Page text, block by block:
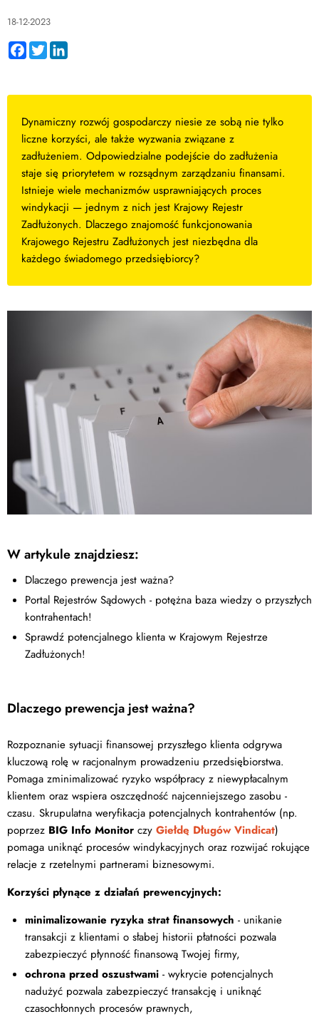
18-12-2023
Facebook
Twitter
Dynamiczny rozwój gospodarczy niesie ze sobą nie tylko
liczne korzyści, ale także wyzwania związane z
zadłużeniem. Odpowiedzialne podejście do zadłużenia
staje się priorytetem w rozsądnym zarządzaniu finansami.
Istnieje wiele mechanizmów usprawniających proces
windykacji — jednym z nich jest Krajowy Rejestr
Zadłużonych. Dlaczego znajomość funkcjonowania
Krajowego Rejestru Zadłużonych jest niezbędna dla
każdego świadomego przedsiębiorcy?
W artykule znajdziesz:
Dlaczego prewencja jest ważna?
Portal Rejestrów Sądowych - potężna baza wiedzy o przyszłych
kontrahentach!
Sprawdź potencjalnego klienta w Krajowym Rejestrze
Zadłużonych!
Dlaczego prewencja jest ważna?
Rozpoznanie sytuacji finansowej przyszłego klienta odgrywa
kluczową rolę w racjonalnym prowadzeniu przedsiębiorstwa.
Pomaga zminimalizować ryzyko współpracy z niewypłacalnym
klientem oraz wspiera oszczędność najcenniejszego zasobu -
czasu. Skrupulatna weryfikacja potencjalnych kontrahentów (np.
poprzez BIG Info Monitor czy Giełdę Długów Vindicat)
pomaga uniknąć procesów windykacyjnych oraz rozwijać rokujące
relacje z rzetelnymi partnerami biznesowymi.
Korzyści płynące z działań prewencyjnych:
minimalizowanie ryzyka strat finansowych - unikanie
transakcji z klientami o słabej historii płatności pozwala
zabezpieczyć płynność finansową Twojej firmy,
ochrona przed oszustwami - wykrycie potencjalnych
nadużyć pozwala zabezpieczyć transakcję i uniknąć
czasochłonnych procesów prawnych,